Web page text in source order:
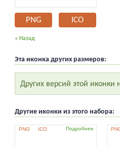
PNG ICO
« Назад
Эта иконка других размеров:
Других версий этой иконки
Другие иконки из этого набора:
PNG ICO Подробнее